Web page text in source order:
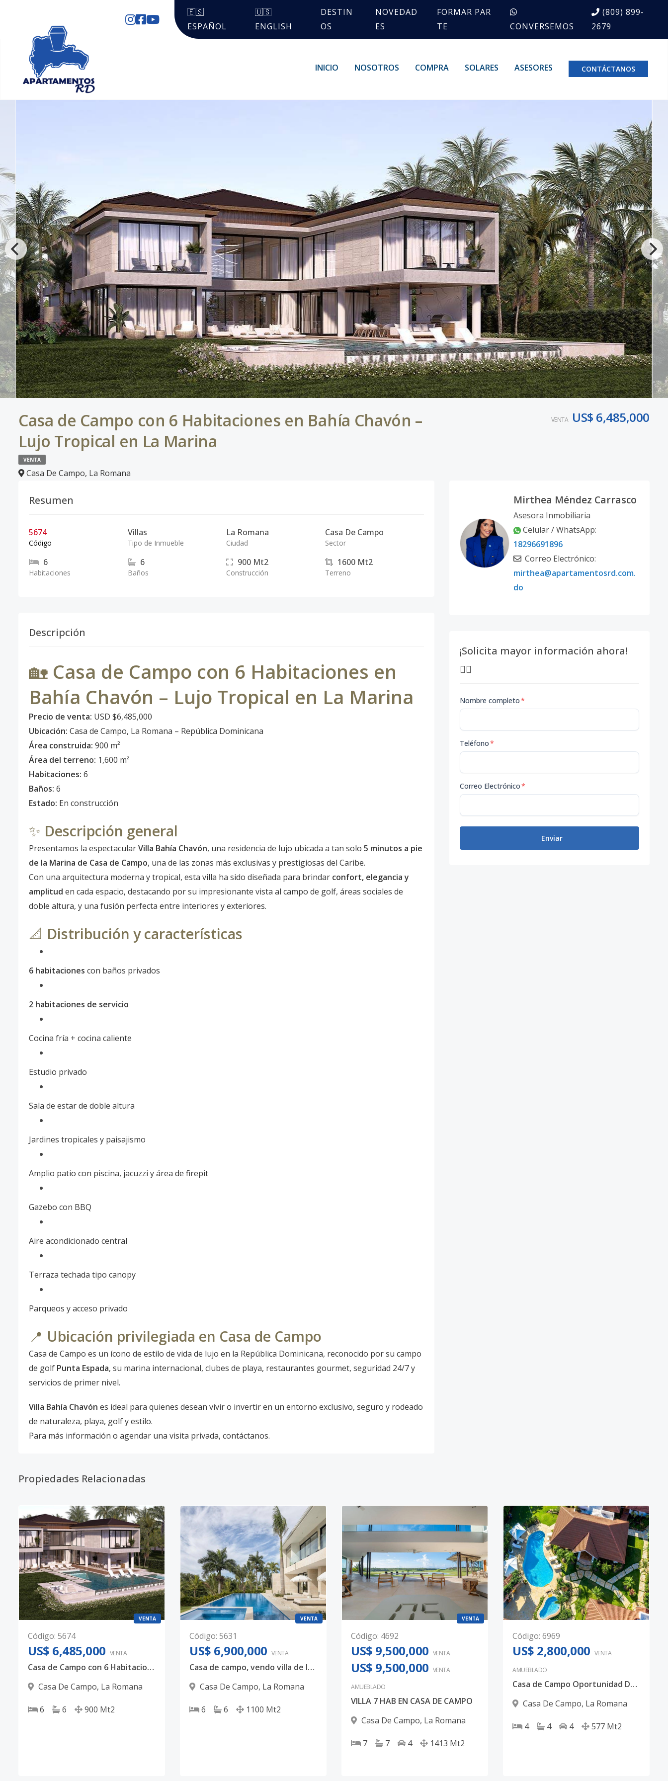
🇪🇸
ESPAÑOL
🇺🇸
ENGLISH
DESTIN
OS
NOVEDAD
ES
FORMAR PAR
TE
CONVERSEMOS
(809) 899-
2679
INICIO NOSOTROS COMPRA SOLARES ASESORES CONTÁCTANOS
Casa de Campo con 6 Habitaciones en Bahía Chavón –
Lujo Tropical en La Marina
VENTA
Casa De Campo, La Romana
VENTA US$ 6,485,000
Resumen
5674
Código
Villas
Tipo de Inmueble
La Romana
Ciudad
Casa De Campo
Sector
6
Habitaciones
6
Baños
900 Mt2
Construcción
1600 Mt2
Terreno
Descripción
🏡 Casa de Campo con 6 Habitaciones en
Bahía Chavón – Lujo Tropical en La Marina
Precio de venta: USD $6,485,000
Ubicación: Casa de Campo, La Romana – República Dominicana
Área construida: 900 m²
Área del terreno: 1,600 m²
Habitaciones: 6
Baños: 6
Estado: En construcción
✨ Descripción general
Presentamos la espectacularVilla Bahía Chavón, una residencia de lujo ubicada a tan solo 5 minutos a pie
de la Marina de Casa de Campo, una de las zonas más exclusivas y prestigiosas del Caribe.
Con una arquitectura moderna y tropical, esta villa ha sido diseñada para brindar confort, elegancia y
amplitud en cada espacio, destacando por su impresionante vista al campo de golf, áreas sociales de
doble altura, y una fusión perfecta entre interiores y exteriores.
📐 Distribución y características
6 habitaciones con baños privados
2 habitaciones de servicio
Cocina fría + cocina caliente
Estudio privado
Sala de estar de doble altura
Jardines tropicales y paisajismo
Amplio patio con piscina, jacuzzi y área de firepit
Gazebo con BBQ
Aire acondicionado central
Terraza techada tipo canopy
Parqueos y acceso privado
📍 Ubicación privilegiada en Casa de Campo
Casa de Campo es un ícono de estilo de vida de lujo en la República Dominicana, reconocido por su campo
de golf Punta Espada, su marina internacional, clubes de playa, restaurantes gourmet, seguridad 24/7 y
servicios de primer nivel.
Villa Bahía Chavón es ideal para quienes desean vivir o invertir en un entorno exclusivo, seguro y rodeado
de naturaleza, playa, golf y estilo.
Para más información o agendar una visita privada, contáctanos.
Mirthea Méndez Carrasco
Asesora Inmobiliaria
Celular / WhatsApp:
18296691896
Correo Electrónico:
mirthea@apartamentosrd.com.
do
¡Solicita mayor información ahora!
👇🏽
Nombre completo*
Teléfono*
Correo Electrónico*
Enviar
Propiedades Relacionadas
VENTA
Código: 5674
US$ 6,485,000 VENTA
Casa de Campo con 6 Habitaciones en Bahía Chavón – Lujo Tropical en La Marina
Casa De Campo, La Romana
6 6 900 Mt2
VENTA
Código: 5631
US$ 6,900,000 VENTA
Casa de campo, vendo villa de lujo con vista al mar
Casa De Campo, La Romana
6 6 1100 Mt2
VENTA
Código: 4692
US$ 9,500,000 VENTA
US$ 9,500,000 VENTA
AMUEBLADO
VILLA 7 HAB EN CASA DE CAMPO
Casa De Campo, La Romana
7 7 4 1413 Mt2
Código: 6969
US$ 2,800,000 VENTA
AMUEBLADO
Casa de Campo Oportunidad De Villa Full Amueblada.
Casa De Campo, La Romana
4 4 4 577 Mt2